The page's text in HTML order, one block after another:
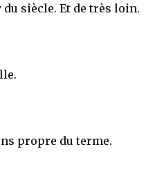
siècle. Et de très loin.
propre du terme.